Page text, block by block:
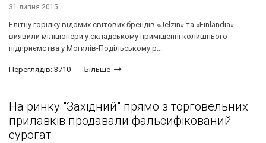
31 липня 2015
Елітну горілку відомих світових брендів «Jelzin» та «Finlandia»
виявили міліціонери у складському приміщенні колишнього
підприємства у Могилів-Подільському р...
Переглядів: 3710 Більше
На ринку "Західний" прямо з торговельних
прилавків продавали фальсифікований
сурогат